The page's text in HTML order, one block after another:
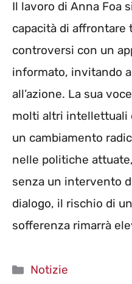
Il lavoro di Anna Foa
capacità di affrontare
controversi con un
informato, invitando
all’azione. La sua
molti altri intellettuali
un cambiamento
nelle politiche
senza un intervento
dialogo, il rischio di
sofferenza rimarrà
Categorie
Notizie